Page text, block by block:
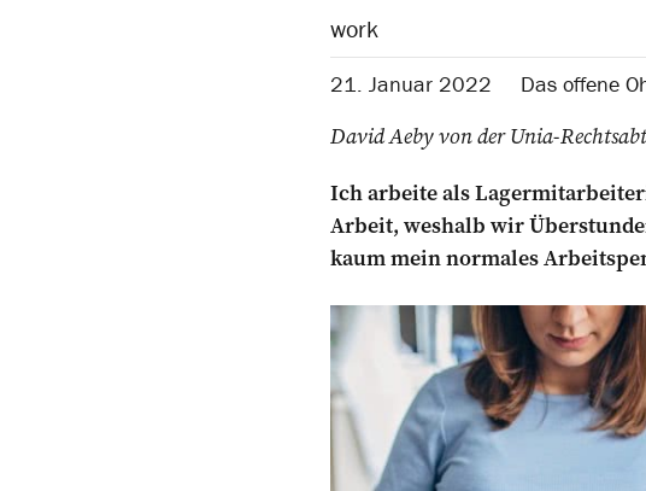
work
21. Januar 2022 Das offene
David Aeby von der Unia-
Ich arbeite als
Arbeit, weshalb wir
kaum mein normales